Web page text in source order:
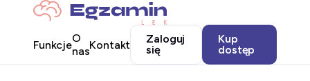
FunkcjeO
nasKontakt
Zaloguj
się
Kup
dostęp